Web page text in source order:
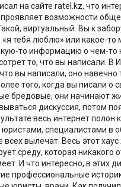
на сайте ratel.kz, что
возможности
виртуальный. Вы к
тебя люблю» или какое-то
то информацию о чем-то
то, что вы написали. В
вы написали, оно навечно
того, когда вы писали о
бредовые, они начинают
дискуссия, потом
весь интернет полон
специалистами в
вылечат. Весь этот
среду, которая никакого
И что интересно, в этих
профессиональные